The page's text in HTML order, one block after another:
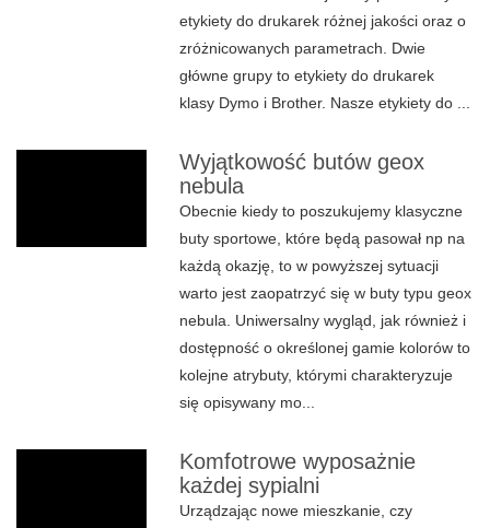
etykiety do drukarek różnej jakości oraz o
zróżnicowanych parametrach. Dwie
główne grupy to etykiety do drukarek
klasy Dymo i Brother. Nasze etykiety do ...
Wyjątkowość butów geox
nebula
Obecnie kiedy to poszukujemy klasyczne
buty sportowe, które będą pasował np na
każdą okazję, to w powyższej sytuacji
warto jest zaopatrzyć się w buty typu geox
nebula. Uniwersalny wygląd, jak również i
dostępność o określonej gamie kolorów to
kolejne atrybuty, którymi charakteryzuje
się opisywany mo...
Komfotrowe wyposażnie
każdej sypialni
Urządzając nowe mieszkanie, czy